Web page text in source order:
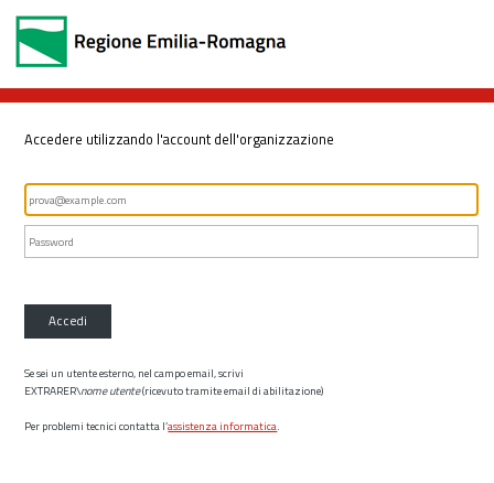
Accedere utilizzando l'account dell'organizzazione
Accedi
Se sei un utente esterno, nel campo email, scrivi
EXTRARER\nome utente(ricevuto tramite email di abilitazione)
Per problemi tecnici contatta l’assistenza informatica.